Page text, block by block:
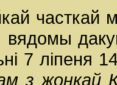
часткай
вядомы
7 ліпеня
з жонкай